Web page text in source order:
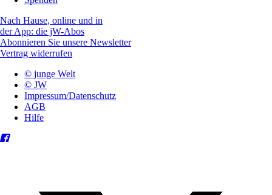
Nach Hause, online und in
der App: die jW-Abos
Abonnieren Sie unsere Newsletter
Vertrag widerrufen
© junge Welt
© JW
Impressum/Datenschutz
AGB
Hilfe